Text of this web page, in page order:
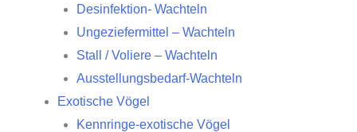
Desinfektion- Wachteln
Ungeziefermittel – Wachteln
Stall / Voliere – Wachteln
Ausstellungsbedarf-Wachteln
Exotische Vögel
Kennringe-exotische Vögel